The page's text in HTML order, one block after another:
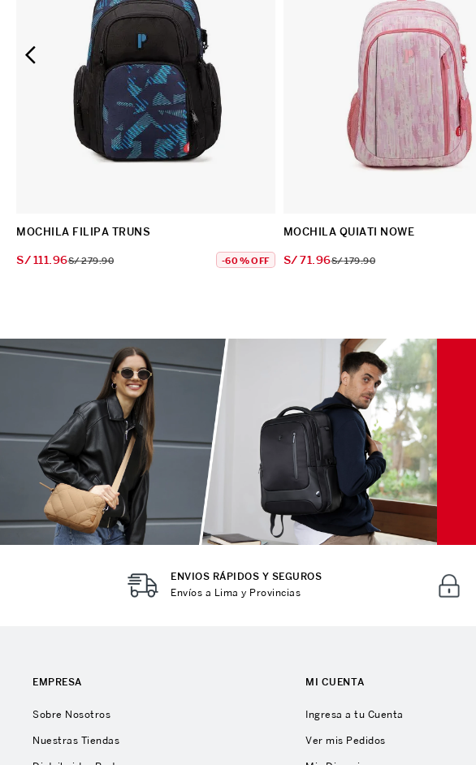
MOCHILA FILIPA TRUNS
S/111 96S/279.90 -60 %OFF
MOCHILA QUIATI NOWE
S/71 96S/179.90
ENVIOS RÁPIDOS Y SEGUROS
Envíos a Lima y Provincias
EMPRESA
Sobre Nosotros
Nuestras Tiendas
MI CUENTA
Ingresa a tu Cuenta
Ver mis Pedidos